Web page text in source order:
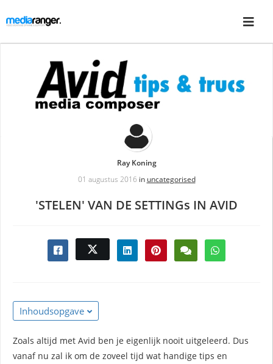
Ray Koning
01 augustus 2016 in uncategorised
'STELEN' VAN DE SETTINGs IN AVID
Inhoudsopgave
Zoals altijd met Avid ben je eigenlijk nooit uitgeleerd. Dus
vanaf nu zal ik om de zoveel tijd wat handige tips en